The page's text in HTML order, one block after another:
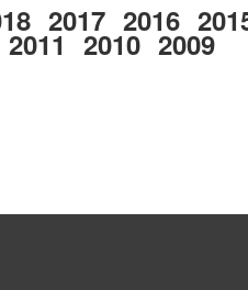
2017 2016
2011 2010 2009